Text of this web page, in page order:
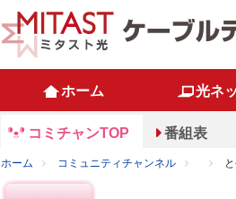
ホーム 光ネ
コミチャンTOP 番組表
ホーム コミュニティチャンネル